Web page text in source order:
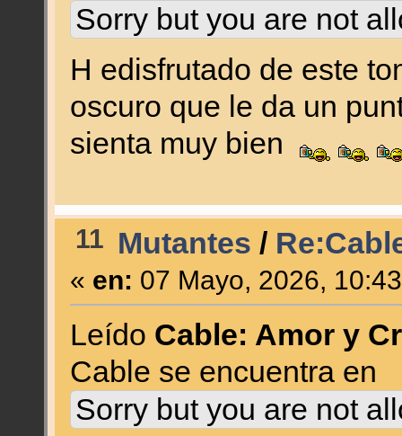
Sorry but you are not
H edisfrutado de este
oscuro que le da un
sienta muy bien
11 Mutantes /
« en: 07 Mayo, 2026,
Leído Cable: Amor y
Cable se encuentra en
Sorry but you are not